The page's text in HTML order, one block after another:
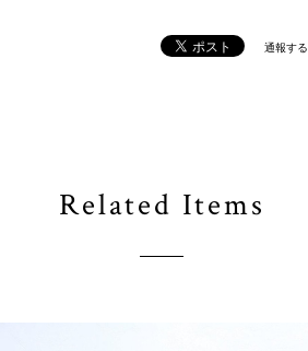
通報する
Related Items